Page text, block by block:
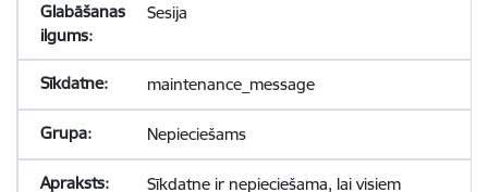
Sesija
maintenance_message
Nepieciešams
Sīkdatne ir nepieciešama, lai visiem